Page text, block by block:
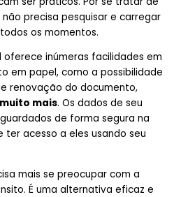
precisa pesquisar e carregar
os momentos.
inúmeras facilidades em
em papel, como a possibilidade
renovação do documento,
mais. Os dados de seu
de forma segura na
acesso a eles usando seu
mais se preocupar com a
É uma alternativa eficaz e